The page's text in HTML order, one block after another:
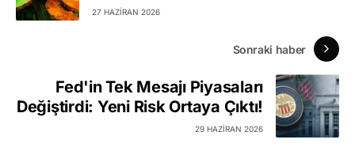
27 HAZIRAN 2026
Sonraki haber
Fed'in Tek Mesajı Piyasaları
Değiştirdi: Yeni Risk Ortaya Çıktı!
29 HAZIRAN 2026